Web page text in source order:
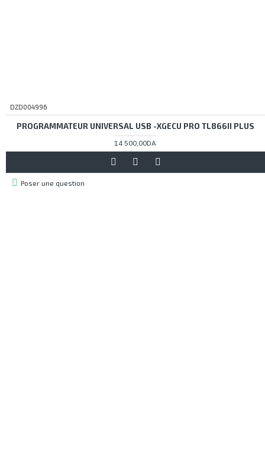
DZD004996
PROGRAMMATEUR UNIVERSAL USB -XGECU PRO TL866II PLUS
14 500,00DA
Poser une question